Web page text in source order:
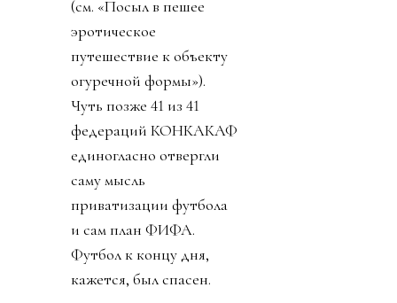
(см. «Посыл в пешее
эротическое
путешествие к объекту
огуречной формы»).
Чуть позже 41 из 41
федераций КОНКАКАФ
единогласно отвергли
саму мысль
приватизации футбола
и сам план ФИФА.
Футбол к концу дня,
кажется, был спасен.